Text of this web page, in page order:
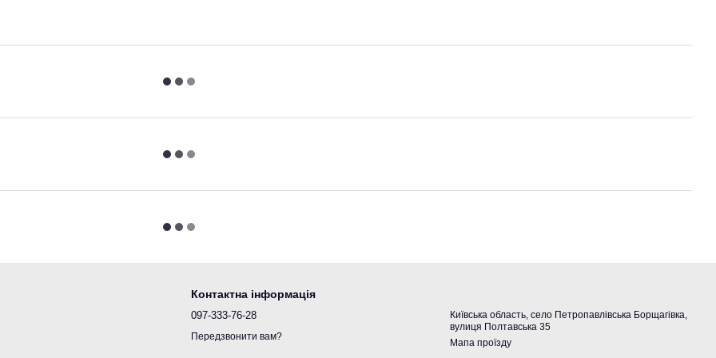
Контактна інформація
097-333-76-28
Передзвонити вам?
Київська область, село Петропавлівська Борщагівка,
вулиця Полтавська 35
Мапа проїзду